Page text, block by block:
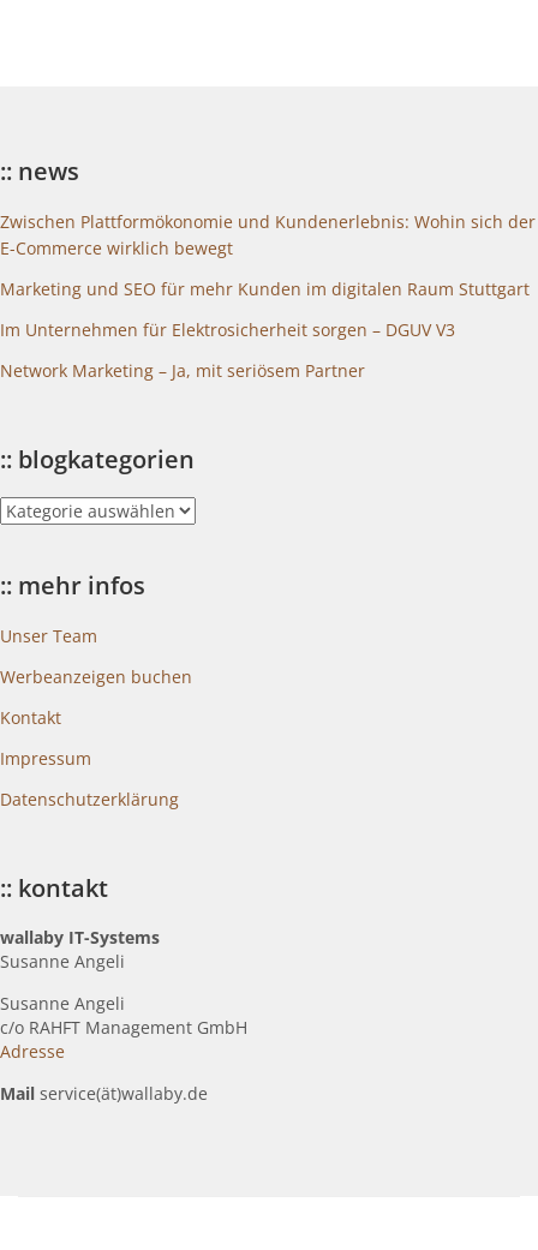
:: news
Zwischen Plattformökonomie und Kundenerlebnis: Wohin sich der
E-Commerce wirklich bewegt
Marketing und SEO für mehr Kunden im digitalen Raum Stuttgart
Im Unternehmen für Elektrosicherheit sorgen – DGUV V3
Network Marketing – Ja, mit seriösem Partner
:: blogkategorien
::
blogkategorien
:: mehr infos
Unser Team
Werbeanzeigen buchen
Kontakt
Impressum
Datenschutzerklärung
:: kontakt
wallaby IT-Systems
Susanne Angeli
Susanne Angeli
c/o RAHFT Management GmbH
Adresse
Mail service(ät)wallaby.de